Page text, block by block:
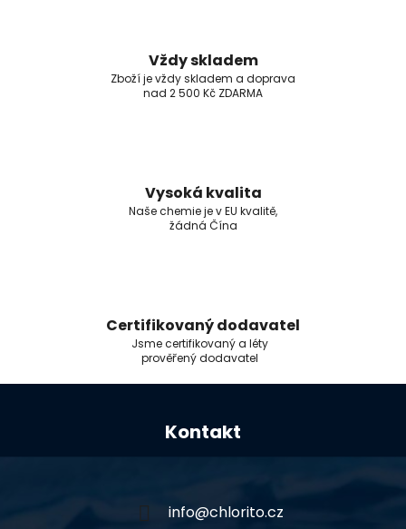
Vždy skladem
Zboží je vždy skladem a doprava
nad 2 500 Kč ZDARMA
Vysoká kvalita
Naše chemie je v EU kvalitě,
žádná Čína
Certifikovaný dodavatel
Jsme certifikovaný a léty
prověřený dodavatel
Z
Kontakt
info@chlorito.cz